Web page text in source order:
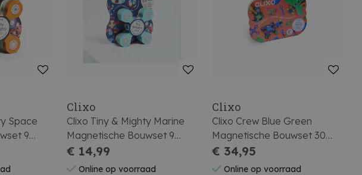
Space
9
Clixo
Clixo Tiny & Mighty Marine
Magnetische Bouwset 9
Stuks
€ 14,99
Online op voorraad
Clixo
Clixo Crew Blue Green
Magnetische Bouwset 30
Stuks
€ 34,95
Online op voorraad